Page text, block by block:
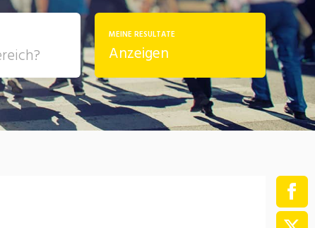
Soziale
MEINE RESULTATE
Anzeigen